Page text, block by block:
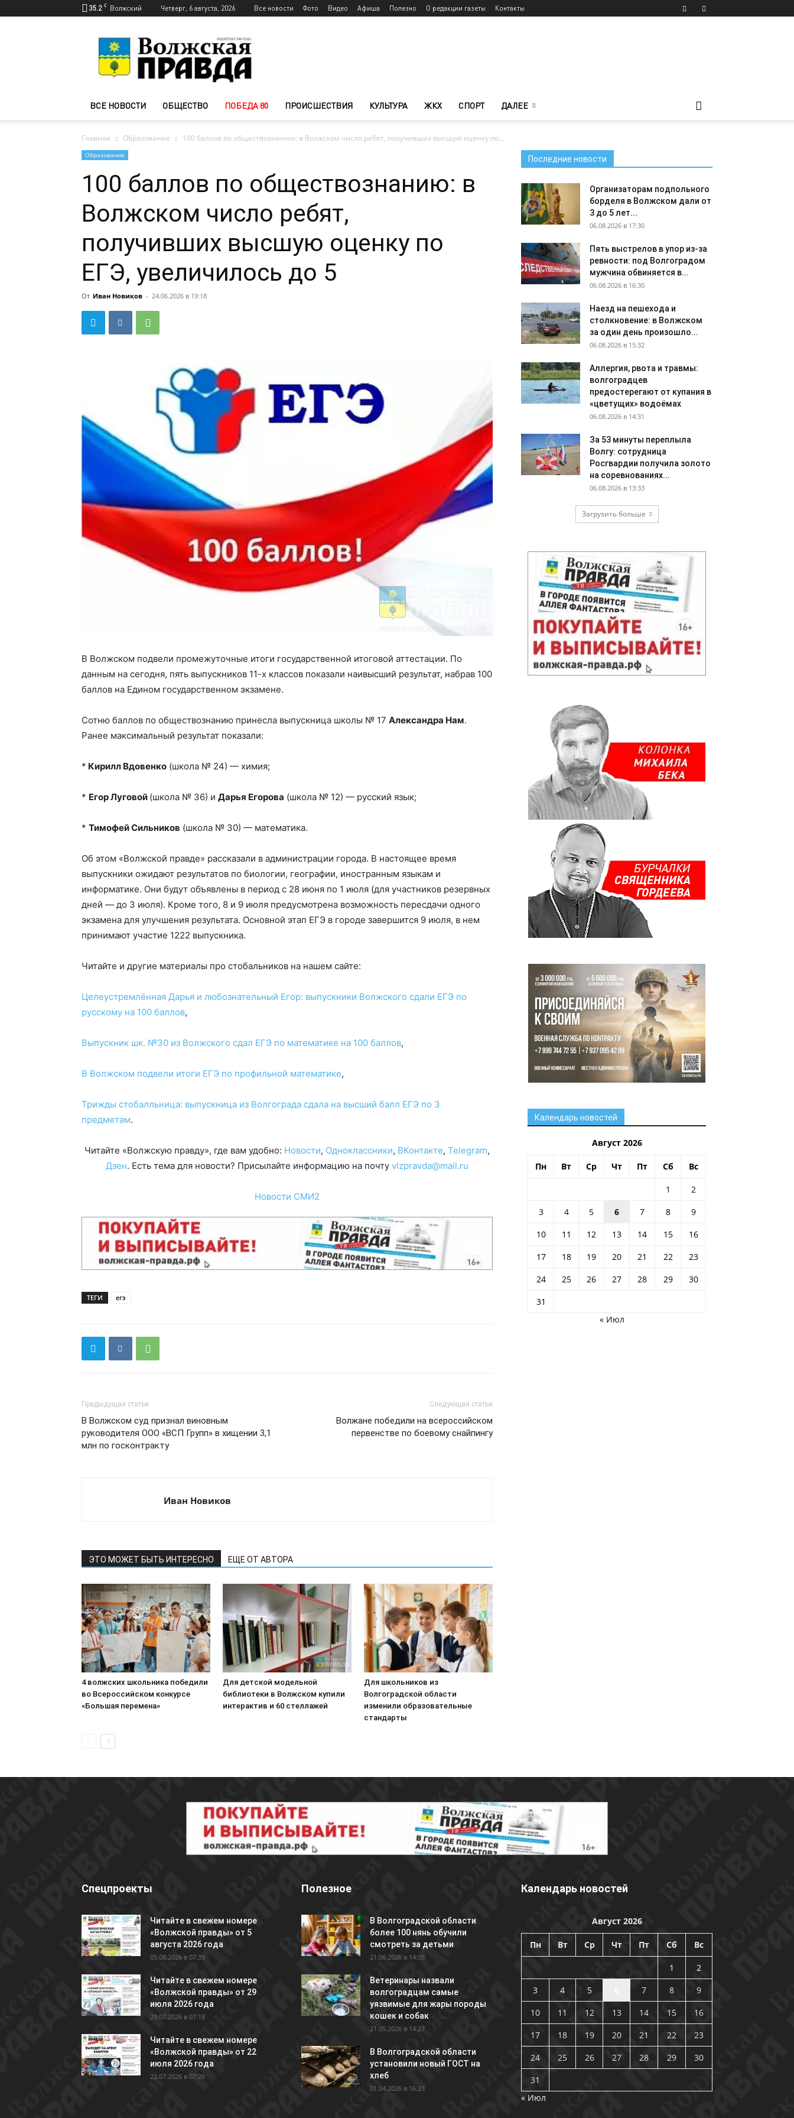
35.2 C Волжский Четверг, 6 августа, 2026 Все новости Фото Видео Афиша Полезно О редакции газеты Контакты
Волжского
—
Волжская
ВСЕ НОВОСТИ ОБЩЕСТВО ПОБЕДА 80 ПРОИСШЕСТВИЯ КУЛЬТУРА ЖКХ СПОРТ ДАЛЕЕ
Главная Образование 100 баллов по обществознанию: в Волжском число ребят, получивших высшую оценку по...
Образование
100 баллов по обществознанию: в
Волжском число ребят,
получивших высшую оценку по
ЕГЭ, увеличилось до 5
От Иван Новиков - 24.06.2026 в 19:18
В Волжском подвели промежуточные итоги государственной итоговой аттестации. По
данным на сегодня, пять выпускников 11-х классов показали наивысший результат, набрав 100
баллов на Едином государственном экзамене.
Сотню баллов по обществознанию принесла выпускница школы № 17 Александра Нам.
Ранее максимальный результат показали:
* Кирилл Вдовенко (школа № 24) — химия;
* Егор Луговой (школа № 36) и Дарья Егорова (школа № 12) — русский язык;
* Тимофей Сильников (школа № 30) — математика.
Об этом «Волжской правде» рассказали в администрации города. В настоящее время
выпускники ожидают результатов по биологии, географии, иностранным языкам и
информатике. Они будут объявлены в период с 28 июня по 1 июля (для участников резервных
дней — до 3 июля). Кроме того, 8 и 9 июля предусмотрена возможность пересдачи одного
экзамена для улучшения результата. Основной этап ЕГЭ в городе завершится 9 июля, в нем
принимают участие 1222 выпускника.
Читайте и другие материалы про стобальников на нашем сайте:
Целеустремлённая Дарья и любознательный Егор: выпускники Волжского сдали ЕГЭ по
русскому на 100 баллов,
Выпускник шк. №30 из Волжского сдал ЕГЭ по математике на 100 баллов,
В Волжском подвели итоги ЕГЭ по профильной математике,
Трижды стобалльница: выпускница из Волгограда сдала на высший балл ЕГЭ по 3
предметам.
Читайте «Волжскую правду», где вам удобно: Новости, Одноклассники, ВКонтакте, Telegram,
Дзен. Есть тема для новости? Присылайте информацию на почту vlzpravda@mail.ru
Новости СМИ2
ТЕГИ егэ
Предыдущая статья
В Волжском суд признал виновным
руководителя ООО «ВСП Групп» в хищении 3,1
млн по госконтракту
Следующая статья
Волжане победили на всероссийском
первенстве по боевому снайпингу
Иван Новиков
ЭТО МОЖЕТ БЫТЬ ИНТЕРЕСНО ЕЩЕ ОТ АВТОРА
4 волжских школьника победили
во Всероссийском конкурсе
«Большая перемена»
Для детской модельной
библиотеки в Волжском купили
интерактив и 60 стеллажей
Для школьников из
Волгоградской области
изменили образовательные
стандарты
Последние новости
Организаторам подпольного
борделя в Волжском дали от
3 до 5 лет...
06.08.2026 в 17:30
Пять выстрелов в упор из-за
ревности: под Волгоградом
мужчина обвиняется в...
06.08.2026 в 16:30
Наезд на пешехода и
столкновение: в Волжском
за один день произошло...
06.08.2026 в 15:32
Аллергия, рвота и травмы:
волгоградцев
предостерегают от купания в
«цветущих» водоёмах
06.08.2026 в 14:31
За 53 минуты переплыла
Волгу: сотрудница
Росгвардии получила золото
на соревнованиях...
06.08.2026 в 13:33
Загрузить больше
Календарь новостей
Август 2026
Пн Вт Ср Чт Пт Сб Вс
1
2
3
4 5 6 7 8
9
10
11 12 13 14 15
16
17
18 19 20 21 22
23
24
25 26 27 28 29
30
31
« Июл
Спецпроекты
Читайте в свежем номере
«Волжской правды» от 5
августа 2026 года
05.08.2026 в 07:39
Читайте в свежем номере
«Волжской правды» от 29
июля 2026 года
29.07.2026 в 07:18
Читайте в свежем номере
«Волжской правды» от 22
июля 2026 года
22.07.2026 в 07:26
Полезное
В Волгоградской области
более 100 нянь обучили
смотреть за детьми
21.06.2026 в 14:05
Ветеринары назвали
волгоградцам самые
уязвимые для жары породы
кошек и собак
21.05.2026 в 14:27
В Волгоградской области
установили новый ГОСТ на
хлеб
01.04.2026 в 16:23
Календарь новостей
Август 2026
Пн Вт Ср Чт Пт Сб Вс
1
2
3
4 5 7 8
9
10
11 12 13 14 15
16
17
18 19 20 21 22
23
24
25 26 27 28 29
30
31
« Июл